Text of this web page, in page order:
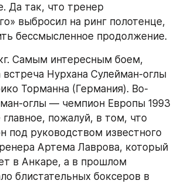
Да так, что тренер
выбросил на ринг полотенце,
бессмысленное продолжение.
Самым интересным боем,
Нурхана Сулейман-оглы
Торманна (Германия). Во-
оглы — чемпион Европы 1993
главное, пожалуй, в том, что
под руководством известного
Артема Лаврова, который
в Анкаре, а в прошлом
блистательных боксеров в